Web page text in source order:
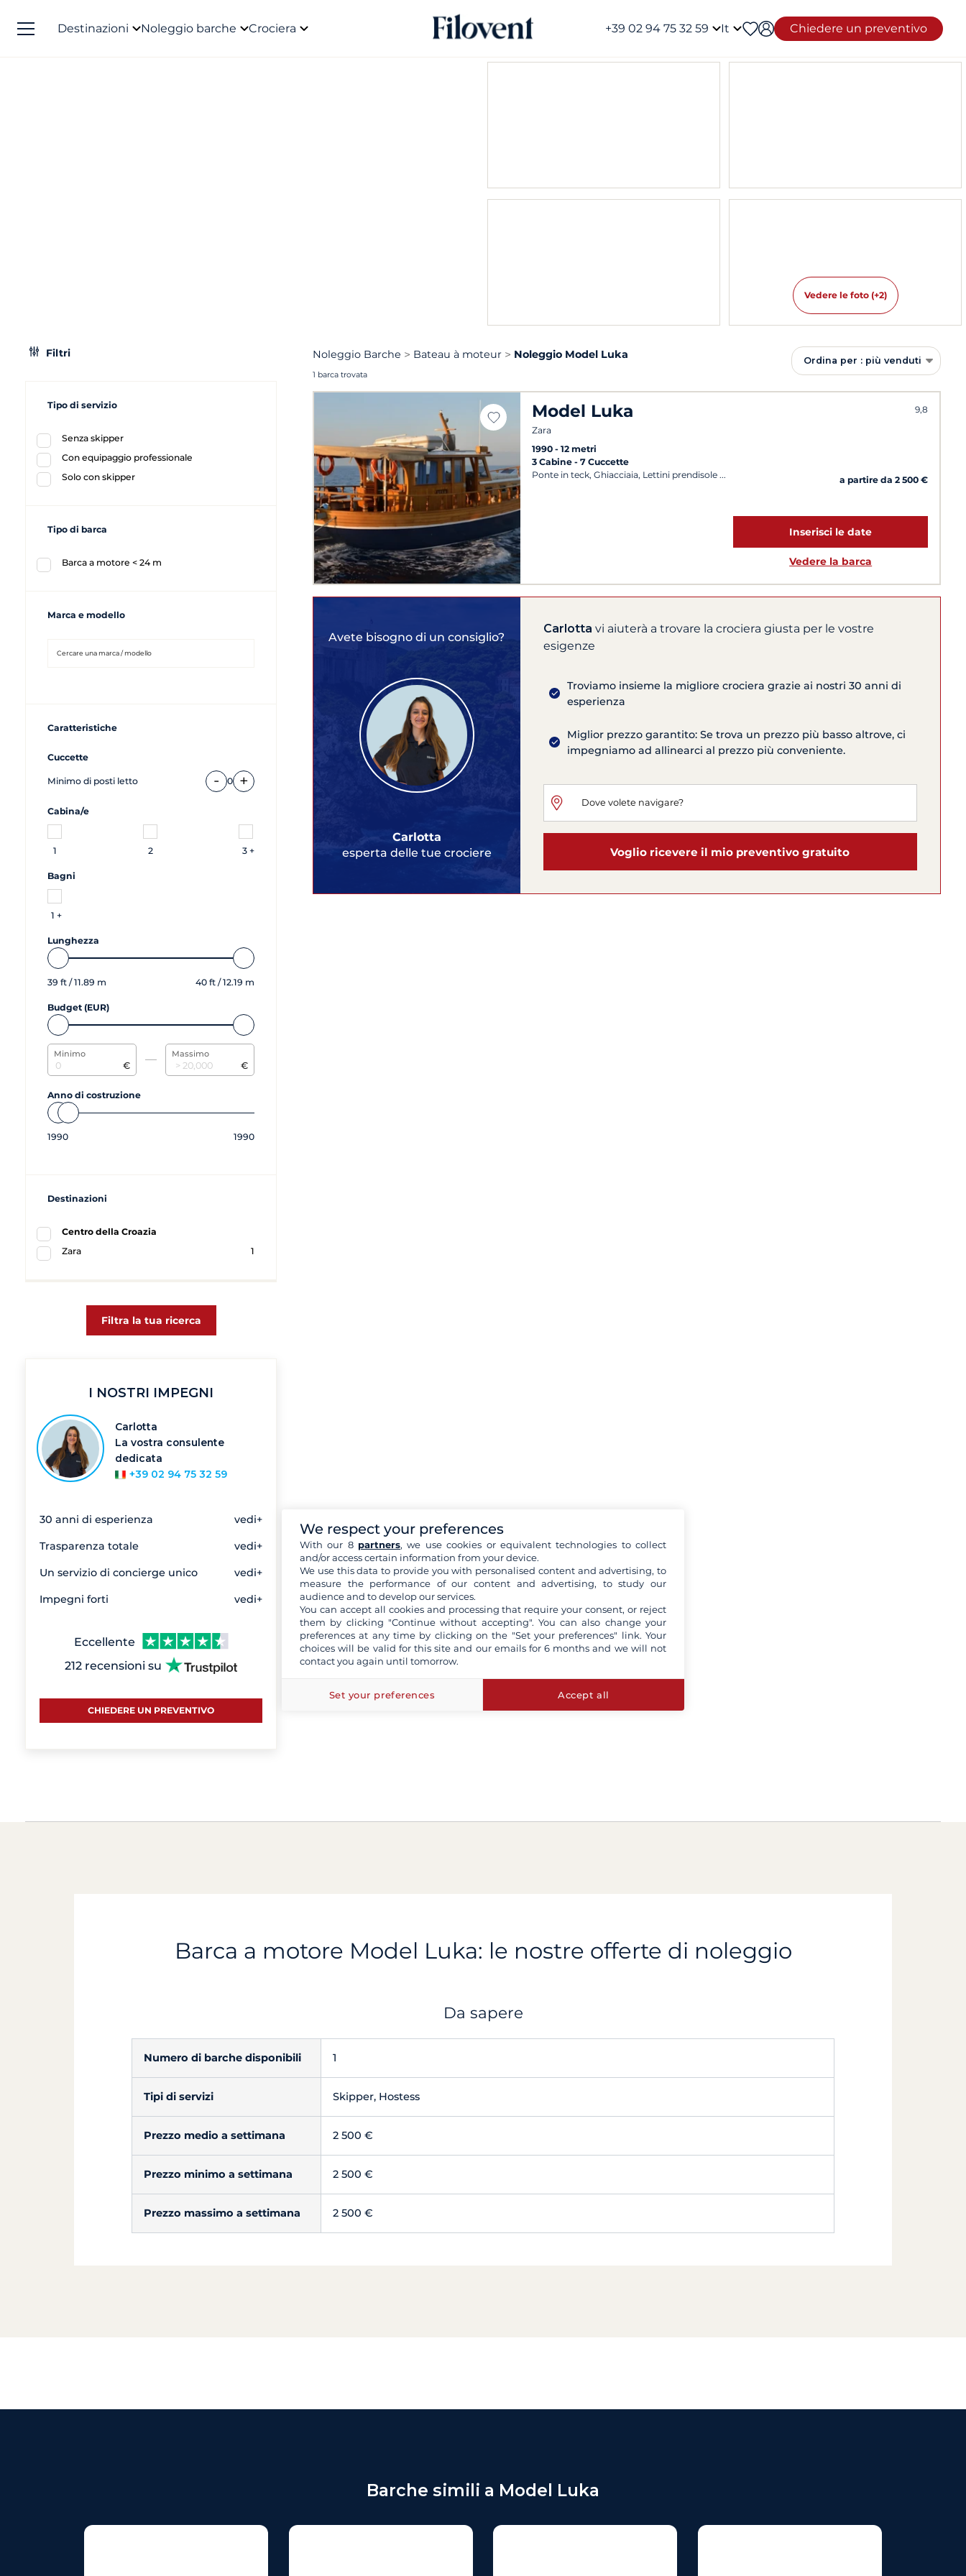
Destinazioni Noleggio barche Crociera +39 02 94 75 32 59 It Chiedere un preventivo
Vedere le foto (+2)
Filtri
Tipo di servizio
Senza skipper
Con equipaggio professionale
Solo con skipper
Tipo di barca
Barca a motore < 24 m
Marca e modello
Caratteristiche
Cuccette
Minimo di posti letto - 0 +
Cabina/e
1 2 3 +
Bagni
1 +
Lunghezza
39 ft /11.89 m 40 ft /12.19 m
Budget (EUR)
Minimo
€
Massimo
€
Anno di costruzione
1990 1990
Destinazioni
Centro della Croazia
Zara
1
Filtra la tua ricerca
I NOSTRI IMPEGNI
Carlotta
La vostra consulente
dedicata
+39 02 94 75 32 59
30 anni di esperienza vedi+
Trasparenza totale vedi+
Un servizio di concierge unico vedi+
Impegni forti vedi+
Eccellente
212 recensioni su
CHIEDERE UN PREVENTIVO
Noleggio Barche Bateau à moteur Noleggio Model Luka
1 barca trovata
Ordina per : più venduti
Model Luka
Zara
9,8
1990
12 metri
3 Cabine 7 Cuccette
Ponte in teck, Ghiacciaia, Lettini prendisole
a partire da 2 500 €
Inserisci le date
Vedere la barca
Avete bisogno di un consiglio?
Carlotta
esperta delle tue crociere
Carlotta vi aiuterà a trovare la crociera giusta per le vostre
esigenze
Troviamo insieme la migliore crociera grazie ai nostri 30 anni di
esperienza
Miglior prezzo garantito: Se trova un prezzo più basso altrove, ci
impegniamo ad allinearci al prezzo più conveniente.
Voglio ricevere il mio preventivo gratuito
Barca a motore Model Luka: le nostre offerte di noleggio
Da sapere
Numero di barche disponibili 1
Tipi di servizi Skipper, Hostess
Prezzo medio a settimana 2 500 €
Prezzo minimo a settimana 2 500 €
Prezzo massimo a settimana 2 500 €
Barche simili a Model Luka
We respect your preferences
With our 8 partners, we use cookies or equivalent technologies to collect
and/or access certain information from your device.
We use this data to provide you with personalised content and advertising, to
measure the performance of our content and advertising, to study our
audience and to develop our services.
You can accept all cookies and processing that require your consent, or reject
them by clicking "Continue without accepting". You can also change your
preferences at any time by clicking on the "Set your preferences" link. Your
choices will be valid for this site and our emails for 6 months and we will not
contact you again until tomorrow.
Set your preferences Accept all